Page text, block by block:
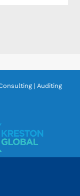
| Auditing